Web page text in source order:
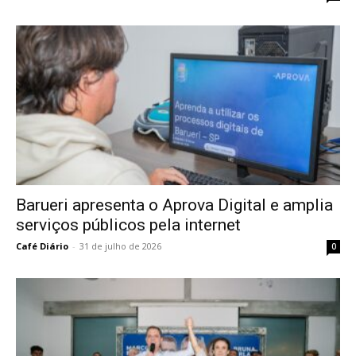
Barueri apresenta o Aprova Digital e amplia
serviços públicos pela internet
Café Diário - 31 de julho de 2026 0